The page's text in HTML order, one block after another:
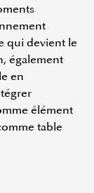
qui devient le
également
en
élément
table